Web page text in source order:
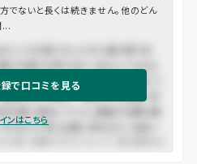
でないと長くは続きません。他のどん
...
で口コミを見る
ンはこちら
筋の街道はこの深い森林地帯を貫いて
のまにか深い山間に埋もれた。名高い